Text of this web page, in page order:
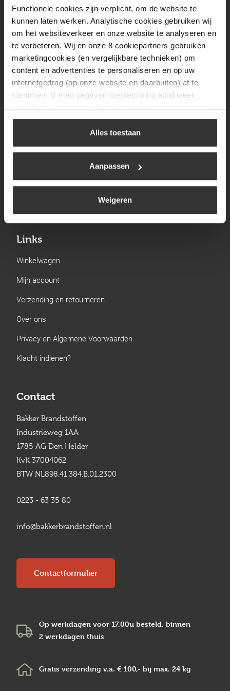
Functionele cookies zijn verplicht, om de website te
kunnen laten werken. Analytische cookies gebruiken wij
om het websiteverkeer en onze website te analyseren en
te verbeteren. Wij en onze 8 cookiepartners gebruiken
marketingcookies (en vergelijkbare technieken) om
content en advertenties te personaliseren en op uw
internetgedrag (op onze website en daarbuiten) af te
stemmen. U mag gegeven toestemming altijd weer
uw keuze op onze website verwijzen wij u naar ons
Alles toestaan
Aanpassen
Weigeren
Donderdag
08:00 tot 17:00
Vrijdag
08:00 tot 17:00
Zaterdag
09:30 tot 12:00
Zondag
Gesloten
Navigatie
BBQ
Verwarming
Links
Winkelwagen
Mijn account
Verzending en retourneren
Over ons
Privacy en Algemene Voorwaarden
Klacht indienen?
Contact
Bakker Brandstoffen
Industrieweg 1AA
1785 AG Den Helder
KvK 37004062
BTW NL898.41.384.B.01.2300
0223 - 63 35 80
info@bakkerbrandstoffen.nl
Contactformulier
Op werkdagen voor 17.00u besteld, binnen
2 werkdagen thuis
Gratis verzending v.a. € 100,- bij max. 24 kg